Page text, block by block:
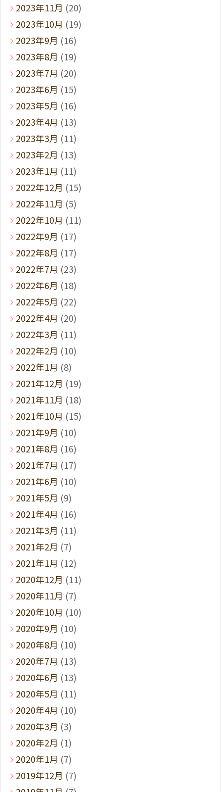
2023年11月 (20)
2023年10月 (19)
2023年9月 (16)
2023年8月 (19)
2023年7月 (20)
2023年6月 (15)
2023年5月 (16)
2023年4月 (13)
2023年3月 (11)
2023年2月 (13)
2023年1月 (11)
2022年12月 (15)
2022年11月 (5)
2022年10月 (11)
2022年9月 (17)
2022年8月 (17)
2022年7月 (23)
2022年6月 (18)
2022年5月 (22)
2022年4月 (20)
2022年3月 (11)
2022年2月 (10)
2022年1月 (8)
2021年12月 (19)
2021年11月 (18)
2021年10月 (15)
2021年9月 (10)
2021年8月 (16)
2021年7月 (17)
2021年6月 (10)
2021年5月 (9)
2021年4月 (16)
2021年3月 (11)
2021年2月 (7)
2021年1月 (12)
2020年12月 (11)
2020年11月 (7)
2020年10月 (10)
2020年9月 (10)
2020年8月 (10)
2020年7月 (13)
2020年6月 (13)
2020年5月 (11)
2020年4月 (10)
2020年3月 (3)
2020年2月 (1)
2020年1月 (7)
2019年12月 (7)